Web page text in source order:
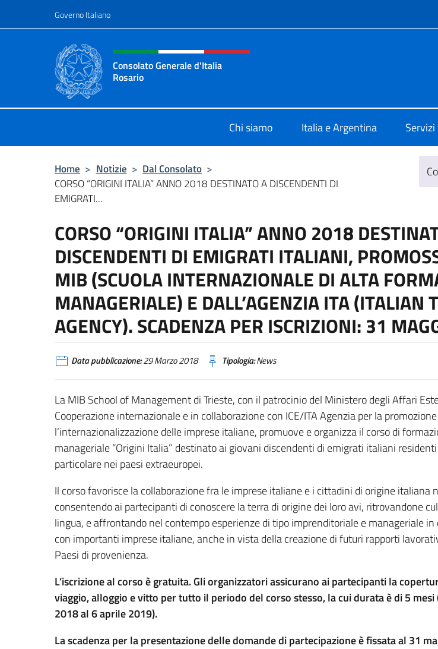
Governo Italiano
Intestazione sito, social e menù
Consolato Generale d'Italia
Rosario
Chi siamo Italia e Argentina
Home > Notizie > Dal Consolato >
CORSO “ORIGINI ITALIA” ANNO 2018 DESTINATO A DISCENDENTI DI
EMIGRATI...
CORSO “ORIGINI ITALIA” ANNO 2018
DISCENDENTI DI EMIGRATI ITALIANI,
MIB (SCUOLA INTERNAZIONALE DI ALTA
MANAGERIALE) E DALL’AGENZIA ITA (ITALIAN
AGENCY). SCADENZA PER ISCRIZIONI: 31
Data pubblicazione:29 Marzo 2018 Tipologia:News
La MIB School of Management di Trieste, con il patrocinio del Ministero degli Affari
Cooperazione internazionale e in collaborazione con ICE/ITA Agenzia per la
l’internazionalizzazione delle imprese italiane, promuove e organizza il corso di
manageriale “Origini Italia” destinato ai giovani discendenti di emigrati italiani residenti
particolare nei paesi extraeuropei.
Il corso favorisce la collaborazione fra le imprese italiane e i cittadini di origine italiana
consentendo ai partecipanti di conoscere la terra di origine dei loro avi, ritrovandone
lingua, e affrontando nel contempo esperienze di tipo imprenditoriale e manageriale in
con importanti imprese italiane, anche in vista della creazione di futuri rapporti
Paesi di provenienza.
L’iscrizione al corso è gratuita. Gli organizzatori assicurano ai partecipanti la
viaggio, alloggio e vitto per tutto il periodo del corso stesso, la cui durata è di 5
2018 al 6 aprile 2019).
La scadenza per la presentazione delle domande di partecipazione è fissata al 31